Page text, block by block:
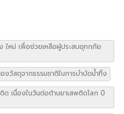
ใหม่ เพื่อช่วยเหลือผู้ประสบอุทกภัย
งวัสดุจากธรรมชาติในการบำบัดน้ำทิ้ง
เนื่องในวันต่อต้านยาเสพติดโลก ปี